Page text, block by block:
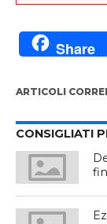
Share
ARTICOLI
CONSIGLIATI